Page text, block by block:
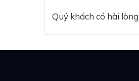
Quý khách có hài